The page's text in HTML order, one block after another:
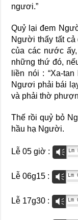
ngươi.”
Quỷ lại đem
Người thấy tất
của các nước
những thứ đó,
liền nói : “Xa-
Ngươi phải bái
và phải thờ
Thế rồi quỷ bỏ
hầu hạ Người.
Lễ 05 giờ : Vm
Lễ 06g15 : Vm
Lễ 17g30 : Vm